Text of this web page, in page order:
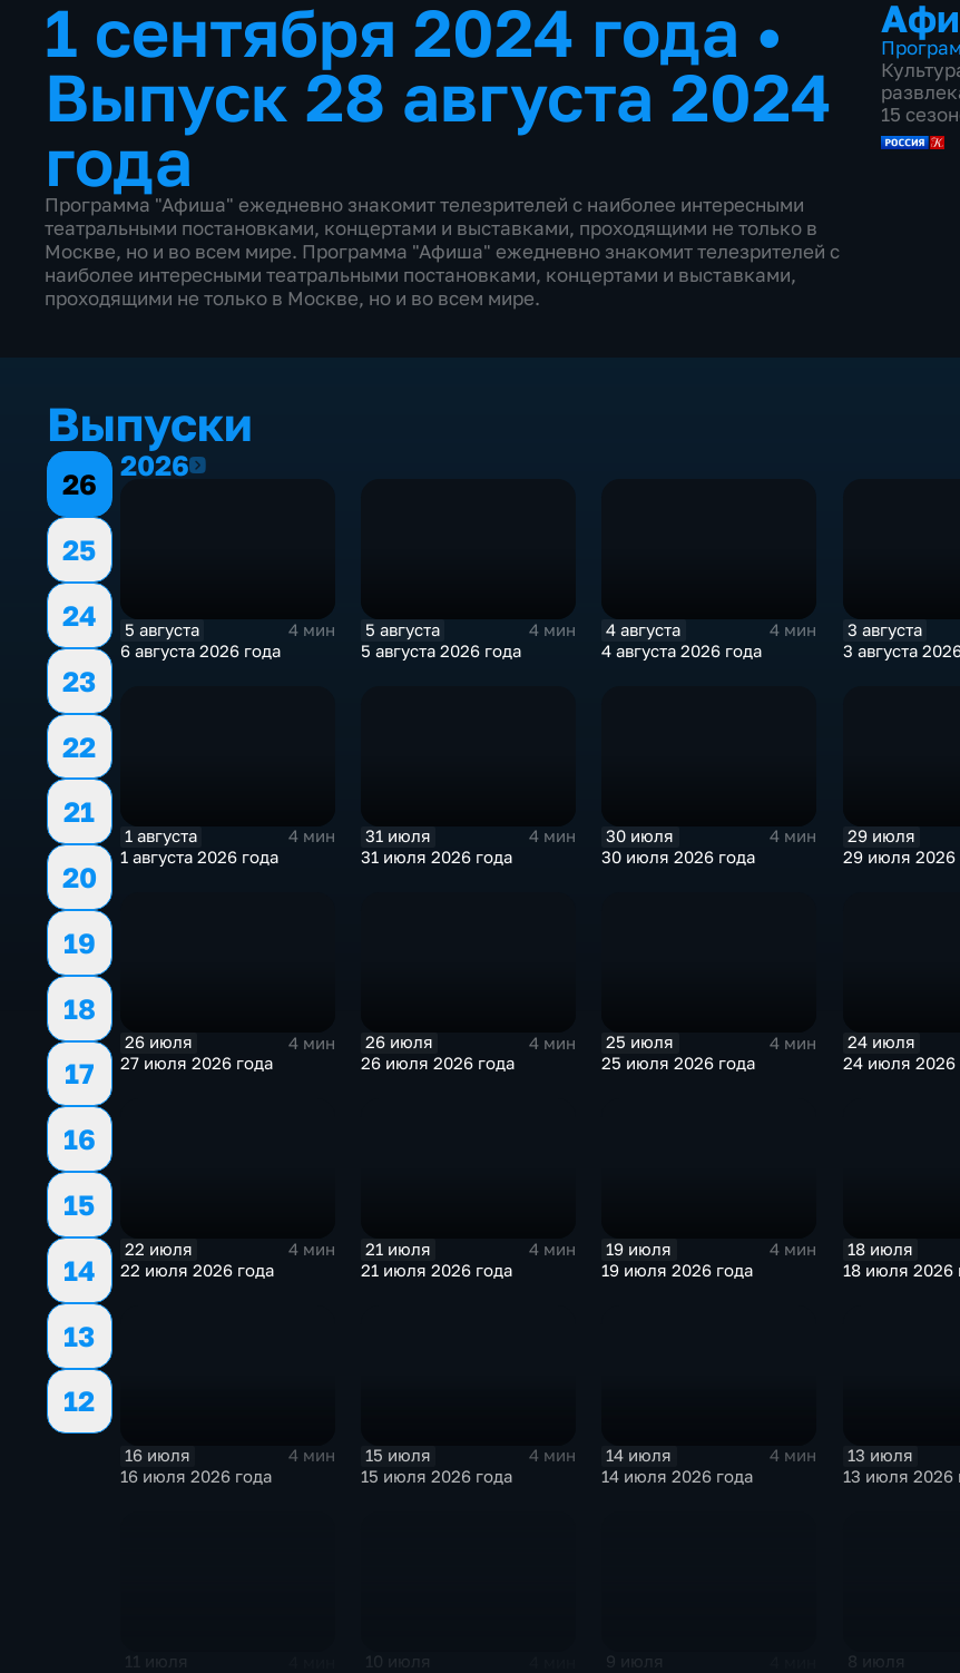
1 сентября 2024 года •
Выпуск 28 августа 2024
года
Программа "Афиша" ежедневно знакомит телезрителей с наиболее интересными
театральными постановками, концертами и выставками, проходящими не только в
Москве, но и во всем мире. Программа "Афиша" ежедневно знакомит телезрителей с
наиболее интересными театральными постановками, концертами и выставками,
проходящими не только в Москве, но и во всем мире.
15
Выпуски
26
25
24
23
22
21
20
19
18
17
16
15
14
13
12
20262026
5 августа
4 мин
6 августа 2026 года
5 августа
4 мин
5 августа 2026 года
4 августа
4 мин
4 августа 2026 года
3 августа
3 августа
1 августа
4 мин
1 августа 2026 года
31 июля
4 мин
31 июля 2026 года
30 июля
4 мин
30 июля 2026 года
29 июля
29 июля 2026
26 июля
4 мин
27 июля 2026 года
26 июля
4 мин
26 июля 2026 года
25 июля
4 мин
25 июля 2026 года
24 июля
24 июля 2026
22 июля
4 мин
22 июля 2026 года
21 июля
4 мин
21 июля 2026 года
19 июля
4 мин
19 июля 2026 года
18 июля
18 июля 2026
16 июля
4 мин
16 июля 2026 года
15 июля
4 мин
15 июля 2026 года
14 июля
4 мин
14 июля 2026 года
13 июля
13 июля 2026
11 июля 10 июля 9 июля 8 июля